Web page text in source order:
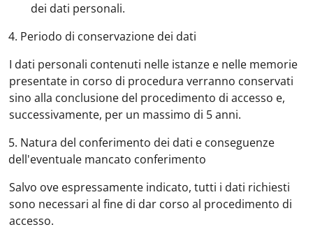
dei dati personali.
4. Periodo di conservazione dei dati
I dati personali contenuti nelle istanze e nelle memorie
presentate in corso di procedura verranno conservati
sino alla conclusione del procedimento di accesso e,
successivamente, per un massimo di 5 anni.
5. Natura del conferimento dei dati e conseguenze
dell'eventuale mancato conferimento
Salvo ove espressamente indicato, tutti i dati richiesti
sono necessari al fine di dar corso al procedimento di
accesso.